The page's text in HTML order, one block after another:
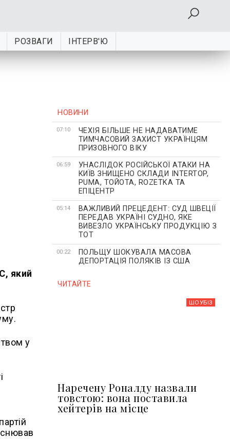
РОЗВАГИ ІНТЕРВ'Ю
який
у
НОВИНИ
07:10
ЧЕХІЯ БІЛЬШЕ НЕ НАДАВАТИМЕ
ТИМЧАСОВИЙ ЗАХИСТ УКРАЇНЦЯМ
ПРИЗОВНОГО ВІКУ
06:59
УНАСЛІДОК РОСІЙСЬКОЇ АТАКИ НА
КИЇВ ЗНИЩЕНО СКЛАДИ INTERTOP,
PUMA, ТОЙОТА, ROZETKA ТА
ЕПІЦЕНТР
05:14
ВАЖЛИВИЙ ПРЕЦЕДЕНТ: СУД ШВЕЦІЇ
ПЕРЕДАВ УКРАЇНІ СУДНО, ЯКЕ
ВИВЕЗЛО УКРАЇНСЬКУ ПРОДУКЦІЮ З
ТОТ
00:22
ПОЛЬЩУ ШОКУВАЛА МАСОВА
ДЕПОРТАЦІЯ ПОЛЯКІВ ІЗ США
ЧИТАЙТЕ
ШОУБIЗ
Наречену Роналду назвали
товстою: вона поставила
хейтерів на місце